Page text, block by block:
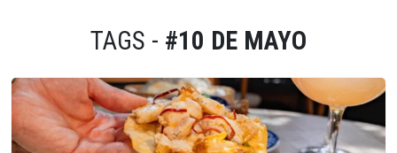
TAGS - #10 DE MAYO